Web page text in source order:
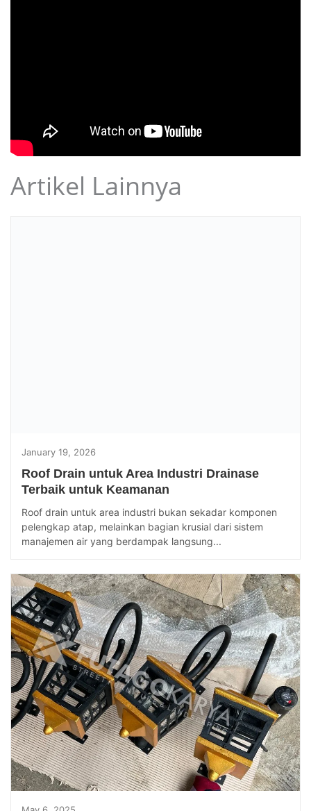
Artikel Lainnya
January 19, 2026
Roof Drain untuk Area Industri Drainase
Terbaik untuk Keamanan
Roof drain untuk area industri bukan sekadar komponen
pelengkap atap, melainkan bagian krusial dari sistem
manajemen air yang berdampak langsung...